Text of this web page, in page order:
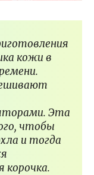
кожи в
Эта
чтобы
и тогда
корочка.